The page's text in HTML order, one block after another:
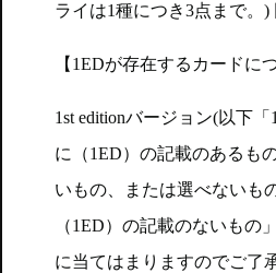
ライは1種につき3点まで。
【1EDが存在するカードに
1st editionバージョン(以下
に（1ED）の記載のあるも
いもの、または選べないも
（1ED）の記載のないもの
に当てはまりますのでご了